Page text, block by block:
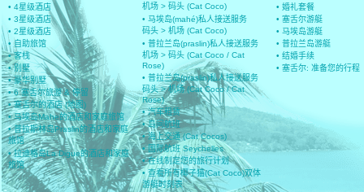
• 4星级酒店
• 3星级酒店
• 2星级酒店
• 自助旅馆
• 客栈
• 别墅
• 豪华别墅
• 6 塞舌尔旅游 & 停留
• 塞舌尔的酒店 (地图)
• 马埃岛Mahe的酒店和家庭旅馆
• 普拉斯林岛Praslin的酒店和家庭
旅馆
• 拉迪格岛La Digue的酒店和家庭
旅馆
机场 > 码头 (Cat Coco)
• 马埃岛(mahé)私人接送服务
码头 > 机场 (Cat Coco)
• 普拉兰岛(praslin)私人接送服务
机场 > 码头 (Cat Coco / Cat
Rose)
• 普拉兰岛(praslin)私人接送服务
码头 > 机场 (Cat Coco / Cat
Rose)
• 汽车租赁
• 岛间航班
• 海上交通 (Cat Cocos)
• 国际航班 Seychelles
• 在线制定您的旅行计划
• 查看所有椰子猫(Cat Coco)双体
游艇时刻表
• 婚礼套餐
• 塞舌尔游艇
• 马埃岛游艇
• 普拉兰岛游艇
• 结婚手续
• 塞舌尔: 准备您的行程